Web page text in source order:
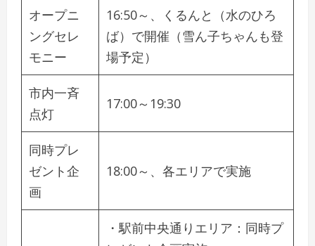
オープニ
ングセレ
モニー
16:50～、くるんと（水のひろ
ば）で開催（雪ん子ちゃんも登
場予定）
市内一斉
点灯
17:00～19:30
同時プレ
ゼント企
画
18:00～、各エリアで実施
・駅前中央通りエリア：同時プ